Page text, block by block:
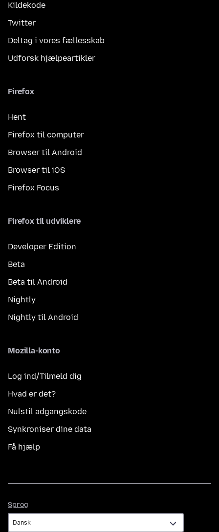
Kildekode
Twitter
Deltag i vores fællesskab
Udforsk hjælpeartikler
Firefox
Hent
Firefox til computer
Browser til Android
Browser til iOS
Firefox Focus
Firefox til udviklere
Developer Edition
Beta
Beta til Android
Nightly
Nightly til Android
Mozilla-konto
Log ind/Tilmeld dig
Hvad er det?
Nulstil adgangskode
Synkroniser dine data
Få hjælp
Sprog